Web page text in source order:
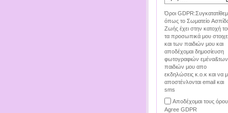
Όροι
όπως το Σωματείο
Ζωής έχει στην κατοχή
τα προσωπικά μου
και των παιδιών μου και
αποδέχομαι δημοσίευση
φωτογραφιών εμένα&των
παιδιών μου απο
εκδηλώσεις κ.ο.κ και να
αποστένλονται email και
sms
Αποδέχομαι τους
Agree GDPR